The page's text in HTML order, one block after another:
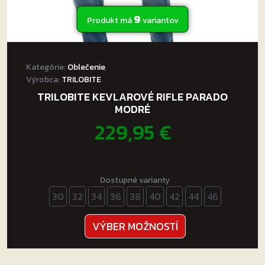
Produkt má9variantov
Kategórie:Oblečenie,
Výrobca:TRILOBITE
TRILOBITE KEVLAROVÉ RIFLE PARADO
MODRÉ
229,95€
Dostupné varianty
30 32 34 36 38 40 42 44 46
VÝBER MOŽNOSTÍ
produkt